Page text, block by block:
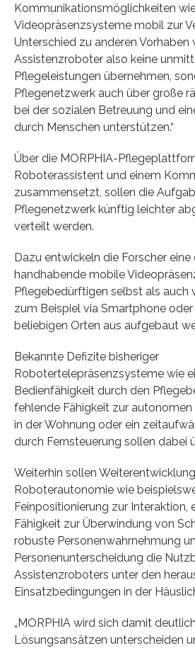
Kommunikationsmöglichkeiten
Videopräsenzsysteme mobil zur
Unterschied zu anderen Vorhaben
Assistenzroboter also keine
Pflegeleistungen übernehmen,
Pflegenetzwerk auch über große
bei der sozialen Betreuung und
durch Menschen unterstützen.“
Über die MORPHIA-
Roboterassistent und einem
zusammensetzt, sollen die
Pflegenetzwerk künftig leichter
verteilt werden.
Dazu entwickeln die Forscher eine
handhabende mobile
Pflegebedürftigen selbst als auch
zum Beispiel via Smartphone
beliebigen Orten aus aufgebaut
Bekannte Defizite bisheriger
Robotertelepräsenzsysteme wie
Bedienfähigkeit durch den
fehlende Fähigkeit zur
in der Wohnung oder ein
durch Fernsteuerung sollen dabei
Weiterhin sollen
Roboterautonomie wie
Feinpositionierung zur Interaktion,
Fähigkeit zur Überwindung von
robuste Personenwahrnehmung
Personenunterscheidung die
Assistenzroboters unter den
Einsatzbedingungen in der
„MORPHIA wird sich damit
Lösungsansätzen unterscheiden